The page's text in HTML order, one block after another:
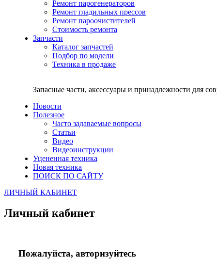
Ремонт парогенераторов
Ремонт гладильных прессов
Ремонт пароочистителей
Стоимость ремонта
Запчасти
Каталог запчастей
Подбор по модели
Техника в продаже
Запасные части, аксессуары и принадлежности для
Новости
Полезное
Часто задаваемые вопросы
Статьи
Видео
Видеоинструкции
Уцененная техника
Новая техника
ПОИСК ПО САЙТУ
ЛИЧНЫЙ КАБИНЕТ
Личный кабинет
Пожалуйста, авторизуйтесь